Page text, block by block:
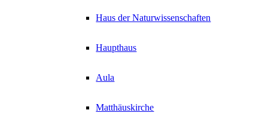
Haus der Naturwissenschaften
Haupthaus
Aula
Matthäuskirche